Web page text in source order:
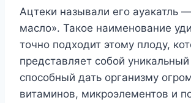
Ацтеки называли его ауакатль
масло». Такое наименование
точно подходит этому плоду,
представляет собой уникальный
способный дать организму
витаминов, микроэлементов и